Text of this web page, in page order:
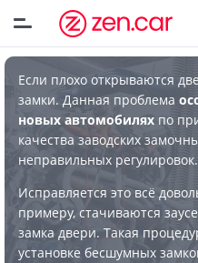
Если плохо открываются
замки. Данная проблема
новых автомобилях по
качества заводских
неправильных регулировок.
Исправляется это всё
примеру, стачиваются
замка двери. Такая
установке бесшумных